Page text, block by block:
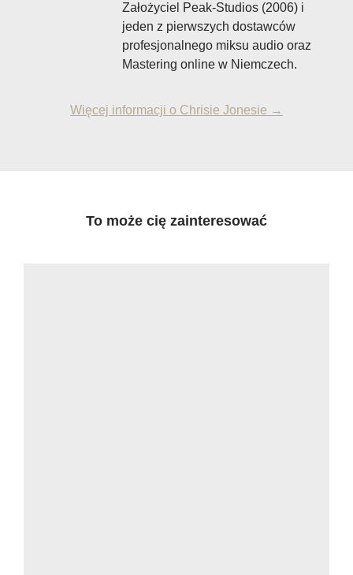
Założyciel Peak-Studios (2006) i
jeden z pierwszych dostawców
profesjonalnego miksu audio oraz
Mastering online w Niemczech.
Więcej informacji o Chrisie Jonesie →
To może cię zainteresować